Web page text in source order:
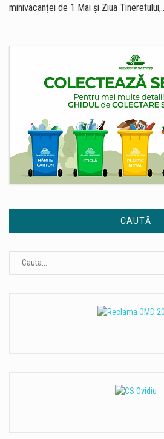
minivacanței de 1 Mai și Ziua
CAUTĂ